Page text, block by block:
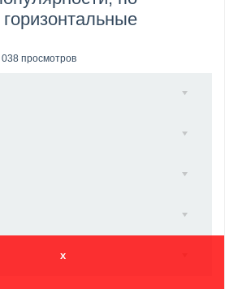
объявил новую волну участ...
038 просмотров
x